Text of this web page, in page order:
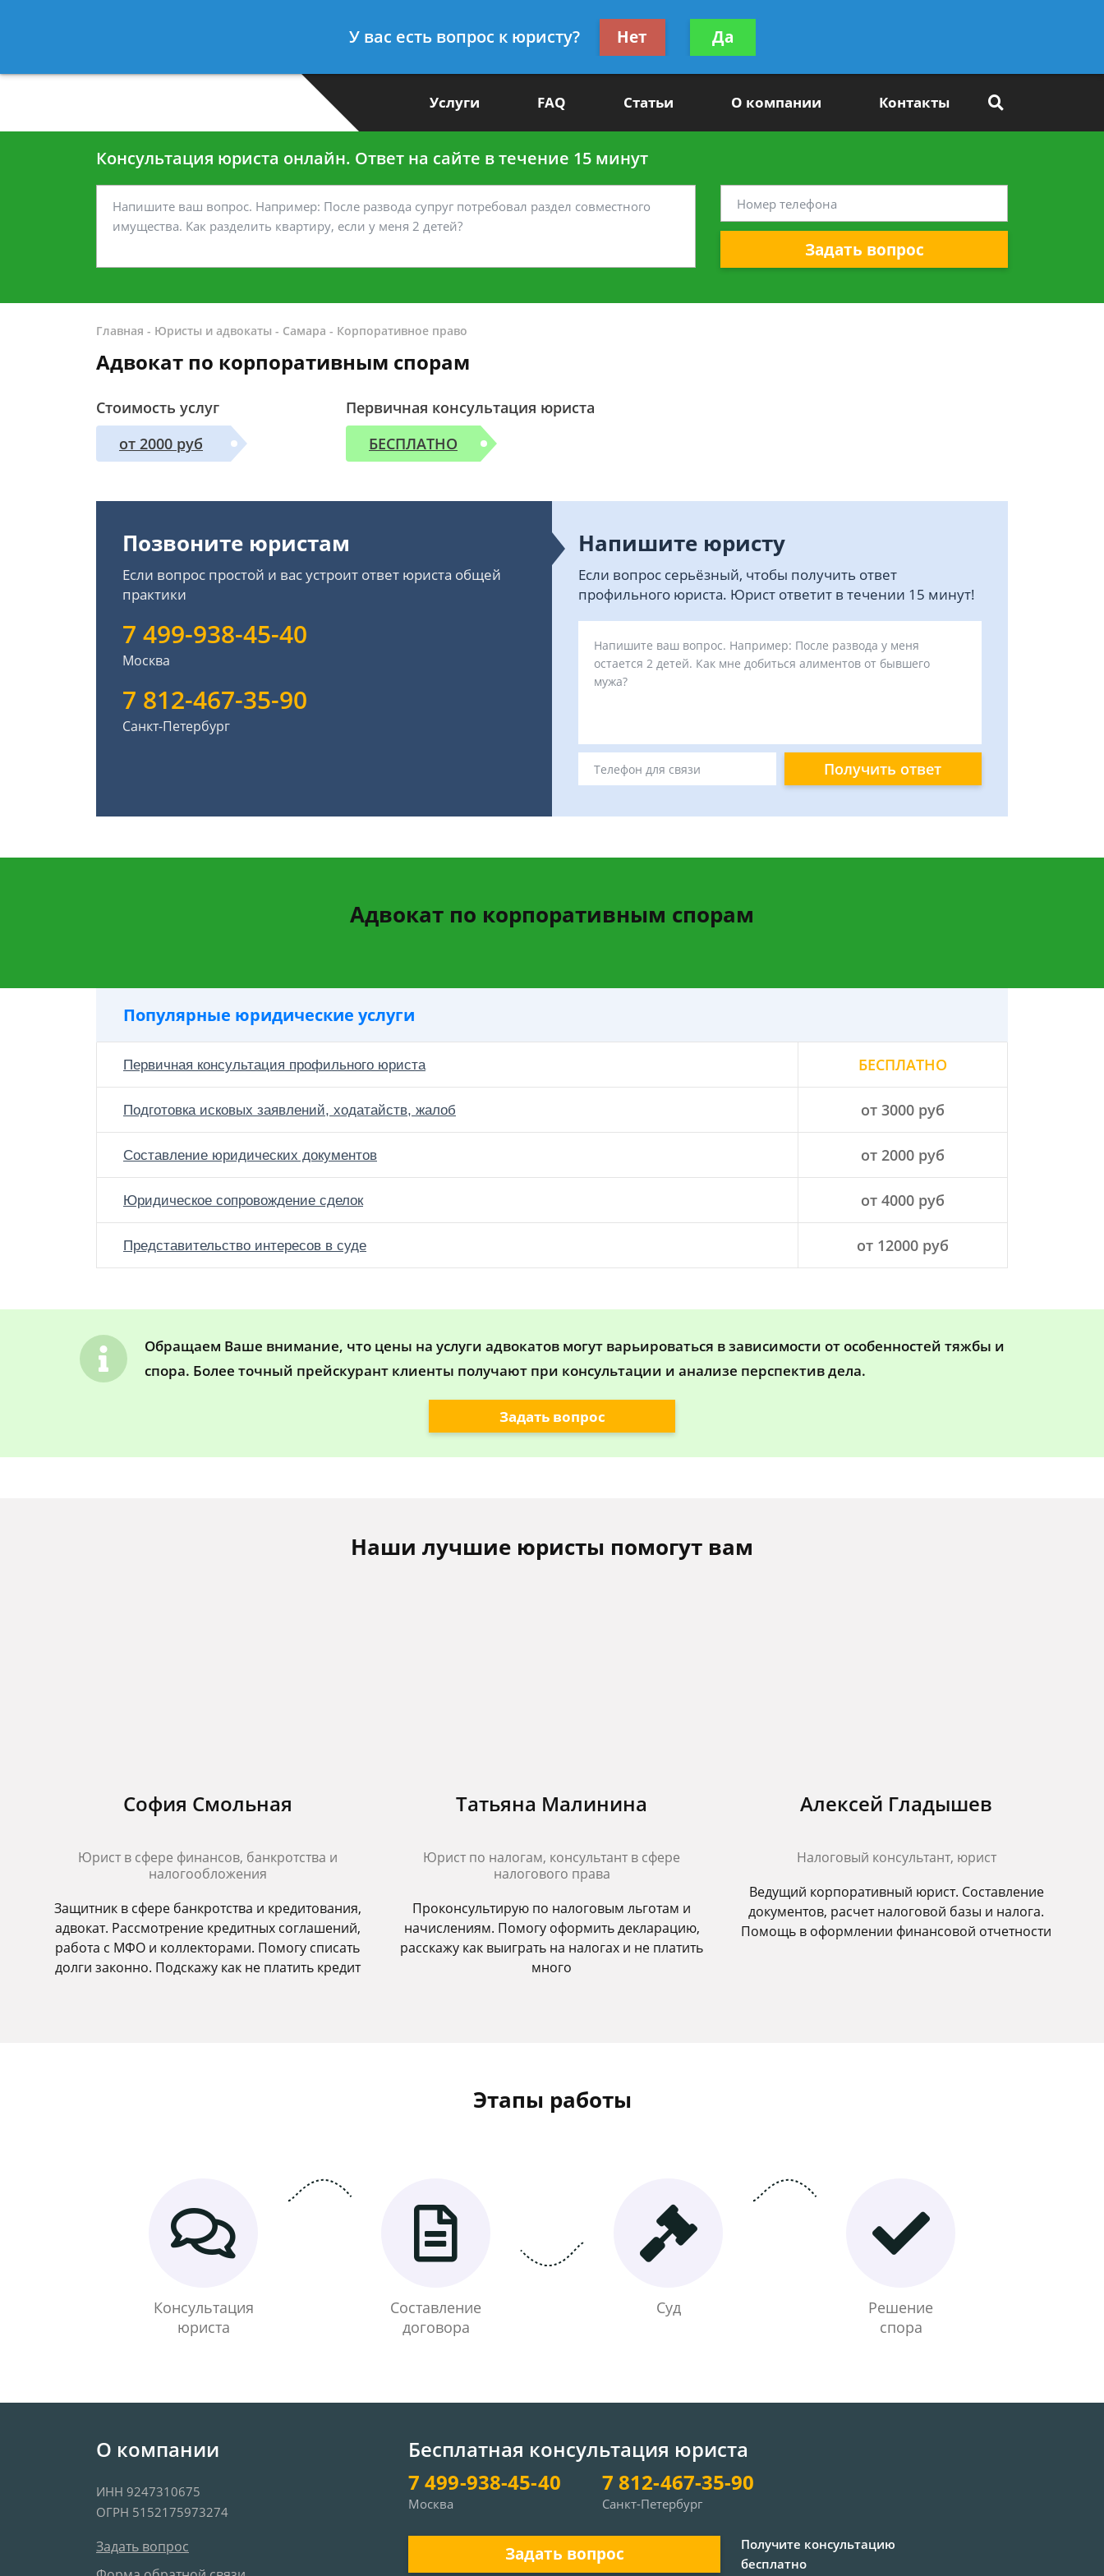
7 812-467-35-90
Получите консультацию
бесплатно
Услуги FAQ Статьи О компании Контакты
Консультация юриста онлайн. Ответ на сайте в течение 15 минут
Задать вопрос
Главная - Юристы и адвокаты - Самара - Корпоративное право
Адвокат по корпоративным спорам
Стоимость услуг
от 2000 руб
Первичная консультация юриста
БЕСПЛАТНО
Позвоните юристам
Если вопрос простой и вас устроит ответ юриста общей
практики
7 499-938-45-40
Москва
7 812-467-35-90
Санкт-Петербург
Напишите юристу
Если вопрос серьёзный, чтобы получить ответ
профильного юриста. Юрист ответит в течении 15 минут!
Получить ответ
Адвокат по корпоративным спорам
Популярные юридические услуги
Первичная консультация профильного юриста БЕСПЛАТНО
Подготовка исковых заявлений, ходатайств, жалоб от 3000 руб
Составление юридических документов от 2000 руб
Юридическое сопровождение сделок от 4000 руб
Представительство интересов в суде от 12000 руб
Обращаем Ваше внимание, что цены на услуги адвокатов могут варьироваться в зависимости от особенностей тяжбы и
спора. Более точный прейскурант клиенты получают при консультации и анализе перспектив дела.
Задать вопрос
Наши лучшие юристы помогут вам
София Смольная
Юрист в сфере финансов, банкротства и
налогообложения
Защитник в сфере банкротства и кредитования,
адвокат. Рассмотрение кредитных соглашений,
работа с МФО и коллекторами. Помогу списать
долги законно. Подскажу как не платить кредит
Татьяна Малинина
Юрист по налогам, консультант в сфере
налогового права
Проконсультирую по налоговым льготам и
начислениям. Помогу оформить декларацию,
расскажу как выиграть на налогах и не платить
много
Алексей Гладышев
Налоговый консультант, юрист
Ведущий корпоративный юрист. Составление
документов, расчет налоговой базы и налога.
Помощь в оформлении финансовой отчетности
Этапы работы
Консультация
юриста
Составление
договора
Суд
Решение
спора
О компании
ИНН 9247310675
ОГРН 5152175973274
Задать вопрос
Бесплатная консультация юриста
7 499-938-45-40
Москва
7 812-467-35-90
Санкт-Петербург
Задать вопрос
Получите консультацию
бесплатно
У вас есть вопрос к юристу? Нет Да